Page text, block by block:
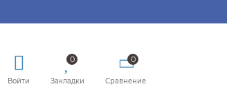
Войти
0
Закладки
0
Сравнение